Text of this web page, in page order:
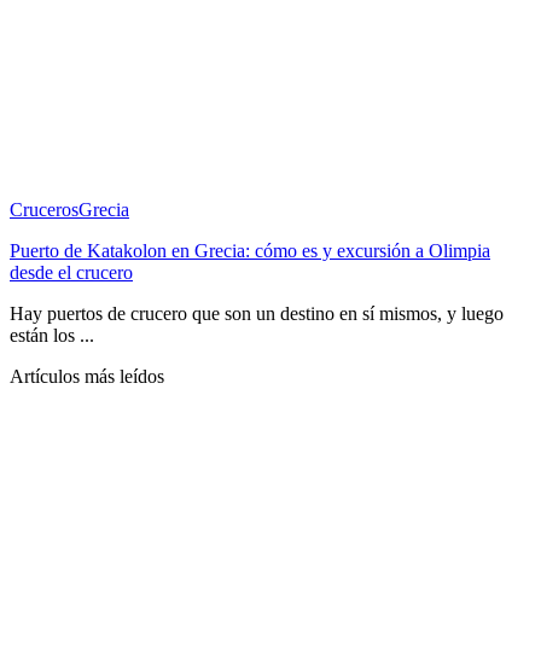
CrucerosGrecia
Puerto de Katakolon en Grecia: cómo es y excursión a Olimpia
desde el crucero
Hay puertos de crucero que son un destino en sí mismos, y luego
están los ...
Artículos más leídos